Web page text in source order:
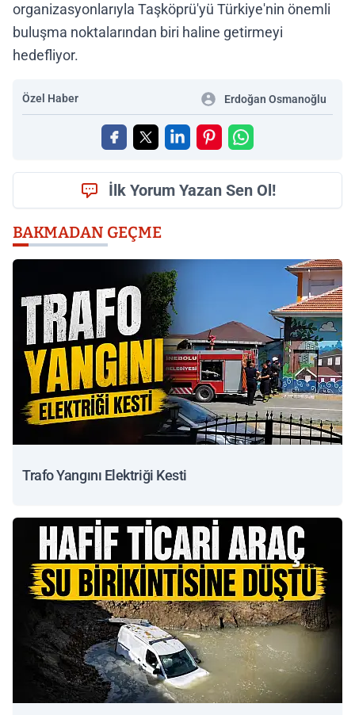
organizasyonlarıyla Taşköprü'yü Türkiye'nin önemli
buluşma noktalarından biri haline getirmeyi
hedefliyor.
Özel Haber Erdoğan Osmanoğlu
İlk Yorum Yazan Sen Ol!
BAKMADAN GEÇME
Trafo Yangını Elektriği Kesti